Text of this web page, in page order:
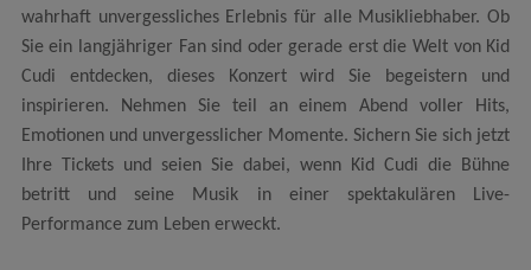
wahrhaft unvergessliches Erlebnis für alle Musikliebhaber. Ob
Sie ein langjähriger Fan sind oder gerade erst die Welt von Kid
Cudi entdecken, dieses Konzert wird Sie begeistern und
inspirieren. Nehmen Sie teil an einem Abend voller Hits,
Emotionen und unvergesslicher Momente. Sichern Sie sich jetzt
Ihre Tickets und seien Sie dabei, wenn Kid Cudi die Bühne
betritt und seine Musik in einer spektakulären Live-
Performance zum Leben erweckt.